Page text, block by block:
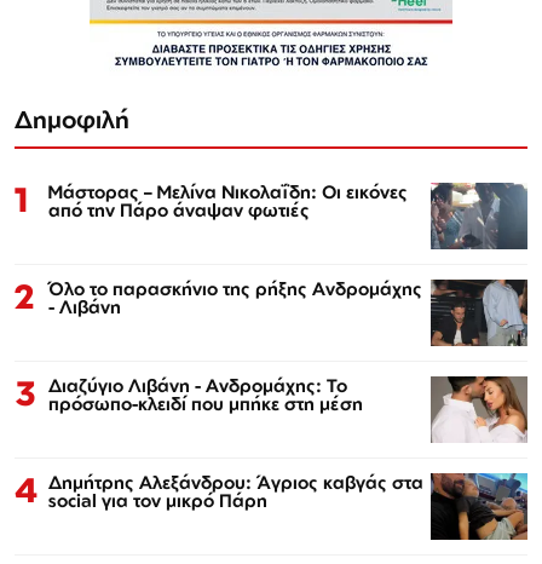
Δημοφιλή
1 Μάστορας – Μελίνα Νικολαΐδη: Οι εικόνες
από την Πάρο άναψαν φωτιές
2 Όλο το παρασκήνιο της ρήξης Ανδρομάχης
- Λιβάνη
3 Διαζύγιο Λιβάνη - Ανδρομάχης: Το
πρόσωπο-κλειδί που μπήκε στη μέση
4 Δημήτρης Αλεξάνδρου: Άγριος καβγάς στα
social για τον μικρό Πάρη